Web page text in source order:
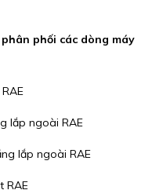
phối các dòng máy
lắp ngoài RAE
lắp ngoài RAE
RAE